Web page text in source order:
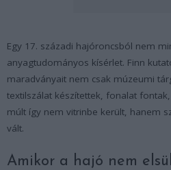
Egy 17. századi hajóroncsból nem
anyagtudományos kísérlet. Finn
maradványait nem csak múzeumi
textilszálat készítettek, fonalat
múlt így nem vitrinbe került, hanem
vált.
Amikor a hajó nem